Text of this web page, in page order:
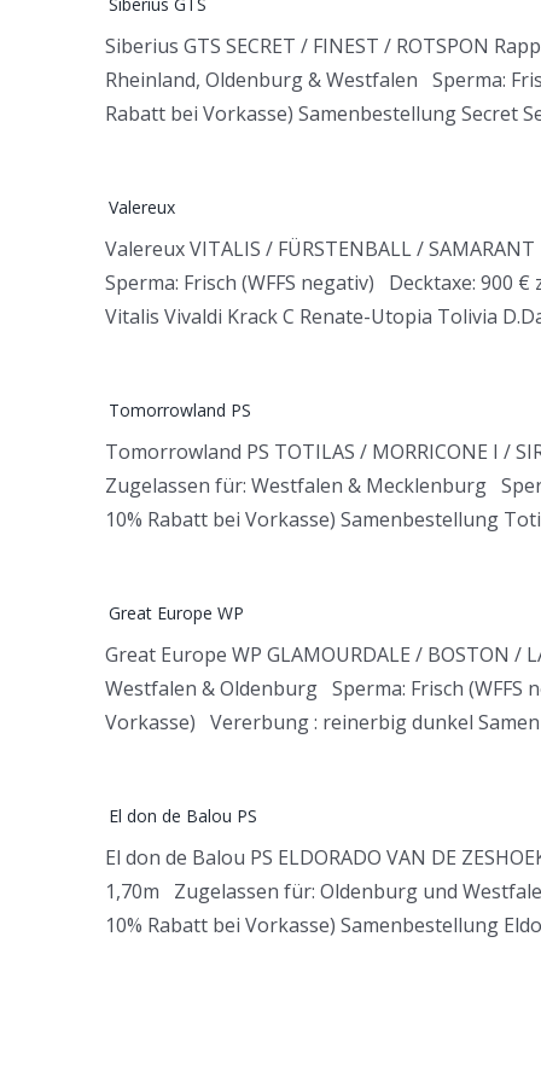
Siberius GTS
Siberius GTS SECRET / FINEST / ROTSPON
Rheinland, Oldenburg & Westfalen Sperma:
Rabatt bei Vorkasse) Samenbestellung Secret
Valereux
Valereux VITALIS / FÜRSTENBALL /
Sperma: Frisch (WFFS negativ) Decktaxe: 900
Vitalis Vivaldi Krack C Renate-Utopia Tolivia
Tomorrowland PS
Tomorrowland PS TOTILAS / MORRICONE I /
Zugelassen für: Westfalen & Mecklenburg
10% Rabatt bei Vorkasse) Samenbestellung
Great Europe WP
Great Europe WP GLAMOURDALE / BOSTON /
Westfalen & Oldenburg Sperma: Frisch (WFFS
Vorkasse) Vererbung : reinerbig dunkel
El don de Balou PS
El don de Balou PS ELDORADO VAN DE
1,70m Zugelassen für: Oldenburg und
10% Rabatt bei Vorkasse) Samenbestellung